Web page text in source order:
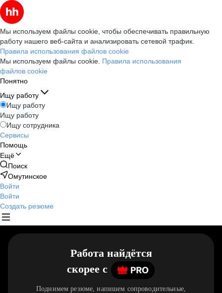
Мы используем файлы cookie, чтобы обеспечивать правильную
работу нашего веб-сайта и анализировать сетевой трафик.
Правила использования файлов cookie
Мы используем файлы cookie. Правила использования
файлов cookie
Понятно
Ищу работу
Ищу работу
Ищу работу
Ищу сотрудника
Сервисы
Помощь
Ещё
Поиск
Омутинское
Войти
Войти
Создать резюме
Работа найдётся
скорее c
Поднимем резюме, напишем сопроводительные,